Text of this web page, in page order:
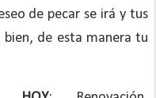
de pecar se irá y tus
de esta manera tu